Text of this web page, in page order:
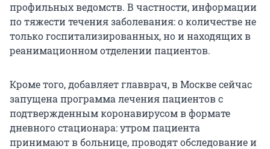
профильных ведомств. В частности, информации
по тяжести течения заболевания: о количестве не
только госпитализированных, но и находящих в
реанимационном отделении пациентов.
Кроме того, добавляет главврач, в Москве сейчас
запущена программа лечения пациентов с
подтвержденным коронавирусом в формате
дневного стационара: утром пациента
принимают в больнице, проводят обследование и